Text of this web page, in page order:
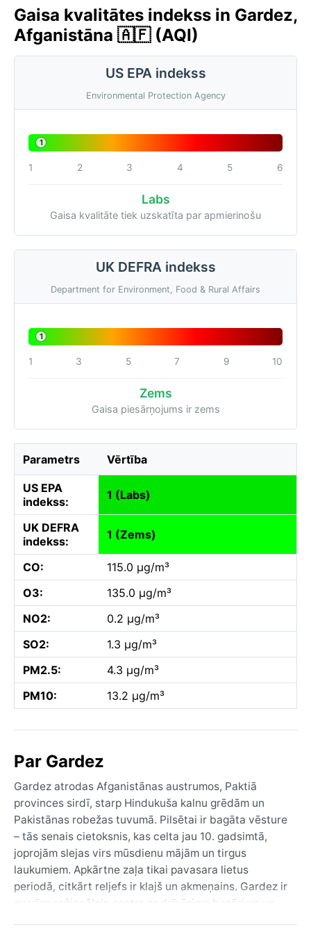
Gaisa kvalitātes indekss in Gardez,
Afganistāna 🇦🇫 (AQI)
US EPA indekss
Environmental Protection Agency
1
1 2 3 4 5 6
Labs
Gaisa kvalitāte tiek uzskatīta par apmierinošu
UK DEFRA indekss
Department for Environment, Food & Rural Affairs
1
1 3 5 7 9 10
Zems
Gaisa piesārņojums ir zems
Parametrs Vērtība
US EPA
indekss:
1 (Labs)
UK DEFRA
indekss:
1 (Zems)
CO:
115.0 µg/m³
O3:
135.0 µg/m³
NO2:
0.2 µg/m³
SO2:
1.3 µg/m³
PM2.5:
4.3 µg/m³
PM10:
13.2 µg/m³
Par Gardez
Gardez atrodas Afganistānas austrumos, Paktiā
provinces sirdī, starp Hindukuša kalnu grēdām un
Pakistānas robežas tuvumā. Pilsētai ir bagāta vēsture
– tās senais cietoksnis, kas celta jau 10. gadsimtā,
joprojām slejas virs mūsdienu mājām un tirgus
laukumiem. Apkārtne zaļa tikai pavasara lietus
periodā, citkārt reljefs ir klajš un akmeņains. Gardez ir
svarīgs reģionālais centrs ar dzīvīgiem bazāriem un